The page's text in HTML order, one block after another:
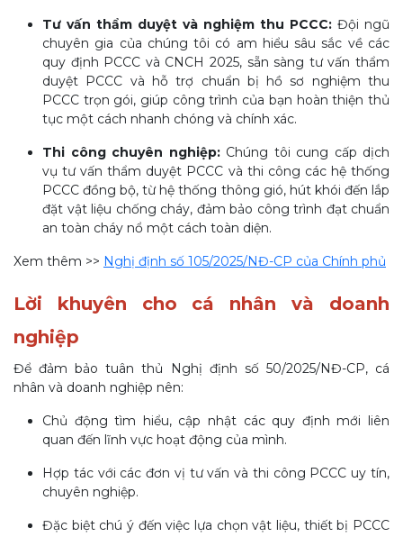
Tư vấn thẩm duyệt và nghiệm thu PCCC: Đội ngũ
chuyên gia của chúng tôi có am hiểu sâu sắc về các
quy định PCCC và CNCH 2025, sẵn sàng tư vấn thẩm
duyệt PCCC và hỗ trợ chuẩn bị hồ sơ nghiệm thu
PCCC trọn gói, giúp công trình của bạn hoàn thiện thủ
tục một cách nhanh chóng và chính xác.
Thi công chuyên nghiệp:Chúng tôi cung cấp dịch
vụ tư vấn thẩm duyệt PCCC và thi công các hệ thống
PCCC đồng bộ, từ hệ thống thông gió, hút khói đến lắp
đặt vật liệu chống cháy, đảm bảo công trình đạt chuẩn
an toàn cháy nổ một cách toàn diện.
Xem thêm >> Nghị định số 105/2025/NĐ-CP của Chính phủ
Lời khuyên cho cá nhân và doanh
nghiệp
Để đảm bảo tuân thủ Nghị định số 50/2025/NĐ-CP, cá
nhân và doanh nghiệp nên:
Chủ động tìm hiểu, cập nhật các quy định mới liên
quan đến lĩnh vực hoạt động của mình.
Hợp tác với các đơn vị tư vấn và thi công PCCC uy tín,
chuyên nghiệp.
Đặc biệt chú ý đến việc lựa chọn vật liệu, thiết bị PCCC